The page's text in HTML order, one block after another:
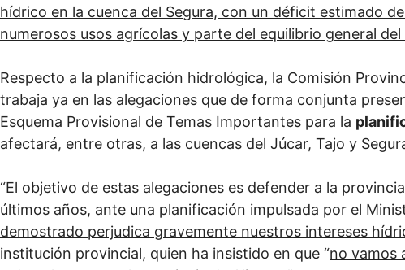
hídrico en la cuenca del Segura, con un déficit estimado
numerosos usos agrícolas y parte del equilibrio general
Respecto a la planificación hidrológica, la Comisión
trabaja ya en las alegaciones que de forma conjunta
Esquema Provisional de Temas Importantes para la
afectará, entre otras, a las cuencas del Júcar, Tajo y
“El objetivo de estas alegaciones es defender a la
últimos años, ante una planificación impulsada por el
demostrado perjudica gravemente nuestros intereses
institución provincial, quien ha insistido en que “no vamos